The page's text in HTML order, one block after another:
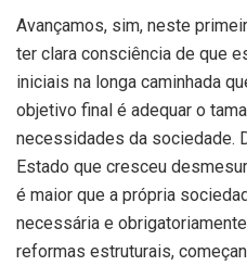
Avançamos, sim, neste
ter clara consciência de que
iniciais na longa caminhada
objetivo final é adequar o
necessidades da sociedade.
Estado que cresceu
é maior que a própria
necessária e
reformas estruturais,